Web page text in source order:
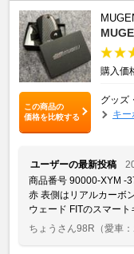
この商品の
価格を比較する
購入価
グッズ
キー
ユーザーの最新投稿
商品番号 90000-XYM
赤 表側はリアルカーボ
ウェード FITのスマート
ちょうさん98R （愛車